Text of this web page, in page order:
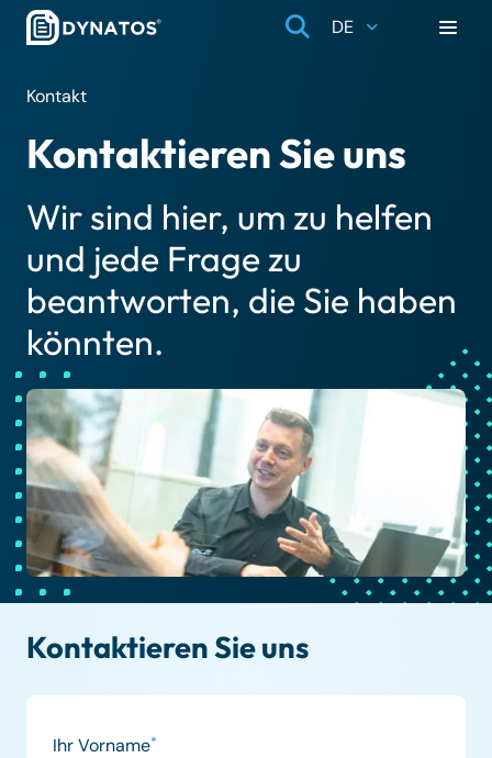
DE
Kontakt
Kontaktieren Sie uns
Wir sind hier, um zu helfen
und jede Frage zu
beantworten, die Sie haben
könnten.
Kontaktieren Sie uns
Ihr Vorname*